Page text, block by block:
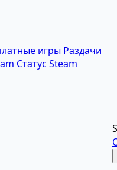
игры Раздачи
Статус Steam